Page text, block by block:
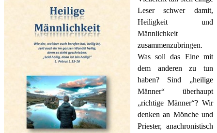
Leser schwer damit,
Heiligkeit und
Männlichkeit
zusammenzubringen.
Was soll das Eine mit
dem anderen zu tun
haben? Sind „heilige
Männer“ überhaupt
„richtige Männer“? Wir
denken an Mönche und
Priester, anachronistisch